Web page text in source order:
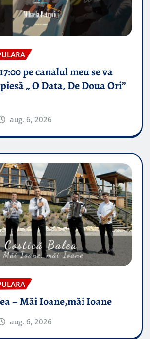
pe canalul meu se va
„ O Data, De Doua Ori”
aug. 6, 2026
– Măi Ioane,măi Ioane
aug. 6, 2026